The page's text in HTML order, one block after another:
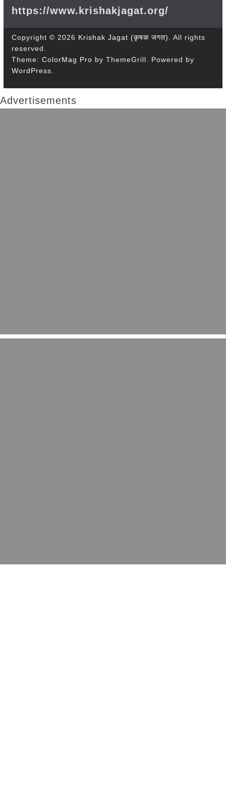
https://www.krishakjagat.org/
Copyright © 2026 Krishak Jagat (कृषक जगत)
. All rights
reserved.
Theme: ColorMag Pro by ThemeGrill. Powered by
WordPress
Advertisements